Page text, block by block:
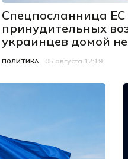
Спецпосланница ЕС
принудительных
украинцев домой
Категория
ПОЛИТИКА
Дата публикации
05 августа 12:19